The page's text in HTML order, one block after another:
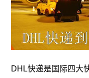
DHL快递是国际四大